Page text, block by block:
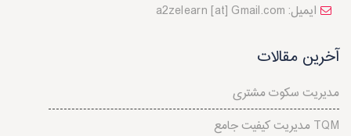
a2zelearn [at] Gmail.com :ایمیل
آخرین مقالات
مدیریت سکوت مشتری
مدیریت کیفیت جامع TQM